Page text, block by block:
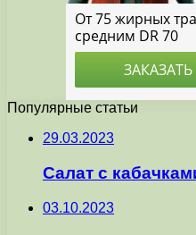
Популярные статьи
29.03.2023
Салат с
03.10.2023